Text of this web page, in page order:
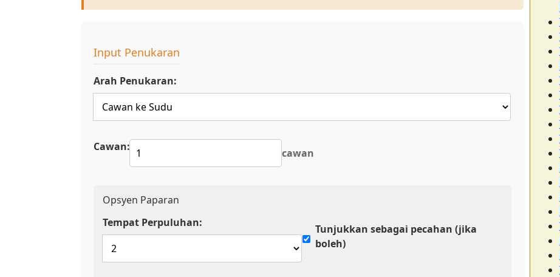
Input Penukaran
Arah Penukaran:
Cawan: cawan
Opsyen Paparan
Tempat Perpuluhan:
Tunjukkan sebagai pecahan (jika
boleh)